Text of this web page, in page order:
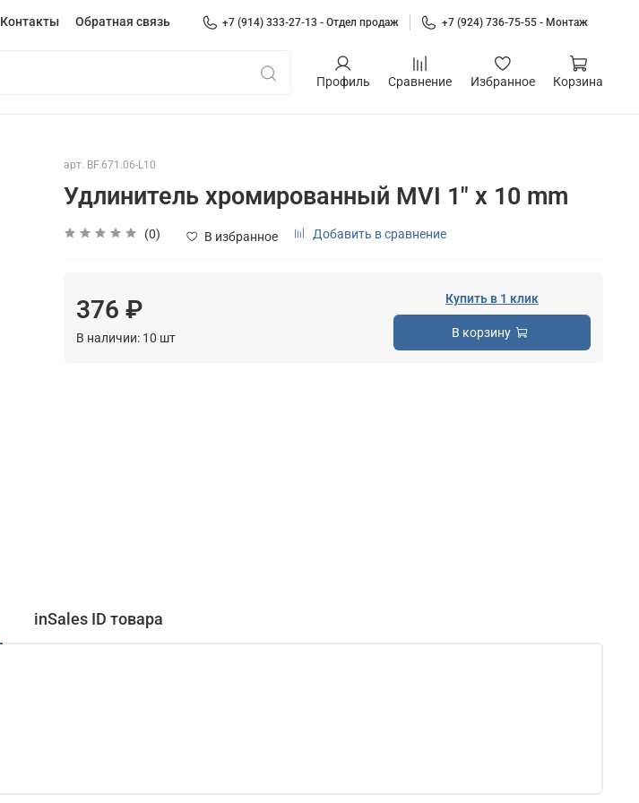
Контакты Обратная связь +7 (914) 333-27-13 - Отдел продаж +7 (924) 736-75-55 - Монтаж
Профиль Сравнение Избранное Корзина
арт. BF.671.06-L10
Удлинитель хромированный MVI 1" x 10 mm
(0) В избранное Добавить в сравнение
376 ₽
В наличии: 10 шт
Купить в 1 клик
В корзину
inSales ID товара